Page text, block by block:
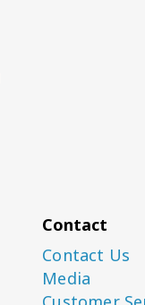
Contact
Contact Us
Media